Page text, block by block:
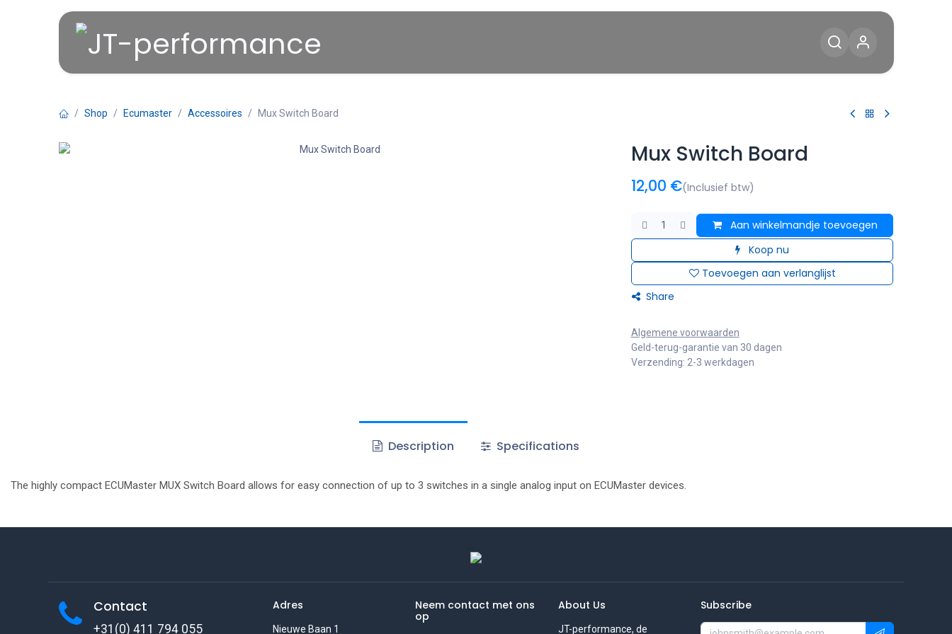
Shop Ecumaster Accessoires Mux Switch Board
Mux Switch Board
12,00 €(Inclusief btw)
Aan winkelmandje toevoegen
Koop nu
Toevoegen aan verlanglijst
Share
Algemene voorwaarden
Geld-terug-garantie van 30 dagen
Verzending: 2-3 werkdagen
Description Specifications
The highly compact ECUMaster MUX Switch Board allows for easy connection of up to 3 switches in a single analog input on ECUMaster devices.
Contact
+31(0) 411 794 055
Adres
Nieuwe Baan 1
Neem contact met ons
op
About Us
JT-performance, de
Subscribe